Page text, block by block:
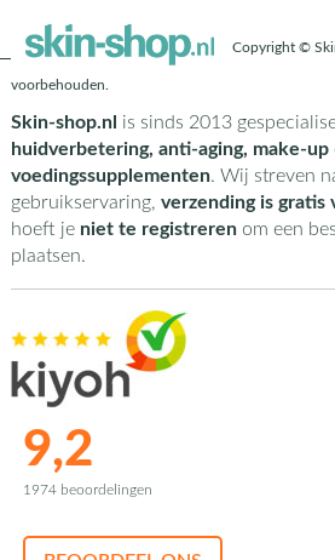
Copyright ©
voorbehouden.
Skin-shop.nl is sinds 2013
huidverbetering, anti-aging, make-up
voedingssupplementen. Wij streven
gebruikservaring, verzending is gratis
hoeft je niet te registrerenom een
plaatsen.
9,2
1974 beoordelingen